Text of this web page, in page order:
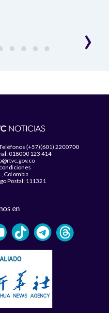
›
(+57)(601) 2200700
018000 123 414
Colombia
Postal: 111321
en